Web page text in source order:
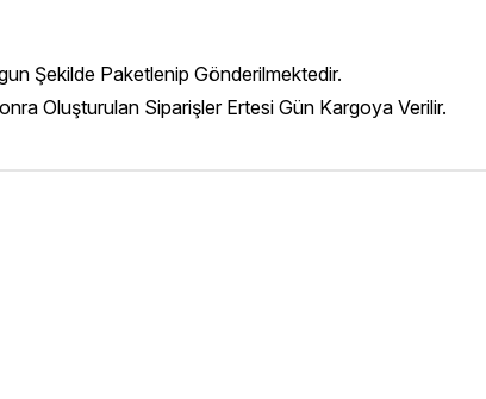
Şekilde Paketlenip Gönderilmektedir.
Oluşturulan Siparişler Ertesi Gün Kargoya Verilir.